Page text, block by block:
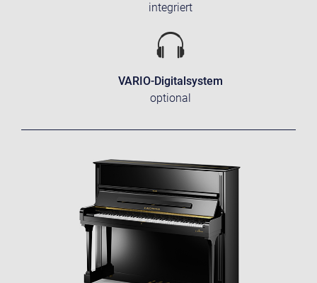
integriert
VARIO-Digitalsystem
optional